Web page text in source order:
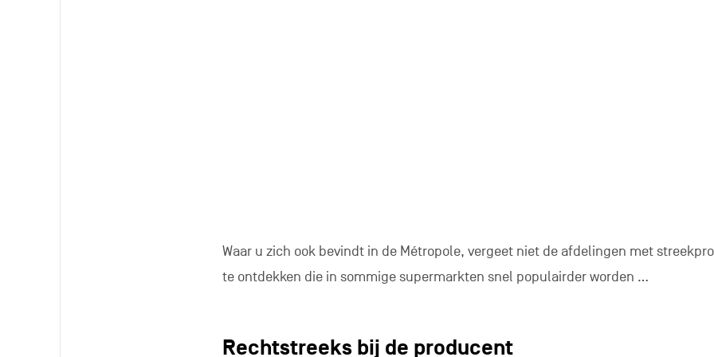
Door online een bestelling te plaatsen